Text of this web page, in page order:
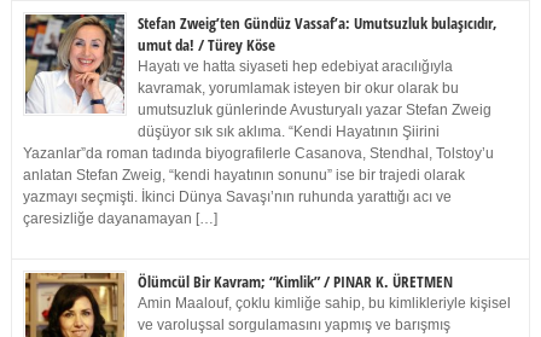
Stefan Zweig’ten Gündüz Vassaf’a: Umutsuzluk bulaşıcıdır,
umut da! / Türey Köse
Hayatı ve hatta siyaseti hep edebiyat aracılığıyla
kavramak, yorumlamak isteyen bir okur olarak bu
umutsuzluk günlerinde Avusturyalı yazar Stefan Zweig
düşüyor sık sık aklıma. “Kendi Hayatının Şiirini
Yazanlar”da roman tadında biyografilerle Casanova, Stendhal, Tolstoy’u
anlatan Stefan Zweig, “kendi hayatının sonunu” ise bir trajedi olarak
yazmayı seçmişti. İkinci Dünya Savaşı’nın ruhunda yarattığı acı ve
çaresizliğe dayanamayan […]
Ölümcül Bir Kavram; “Kimlik” / PINAR K. ÜRETMEN
Amin Maalouf, çoklu kimliğe sahip, bu kimlikleriyle kişisel
ve varoluşsal sorgulamasını yapmış ve barışmış